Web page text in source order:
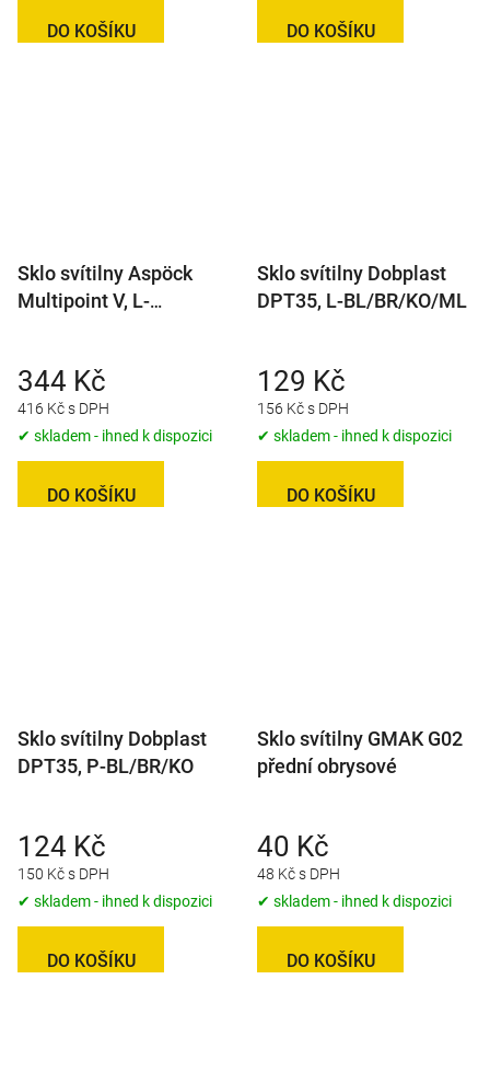
DO KOŠÍKU DO KOŠÍKU
Sklo svítilny Aspöck
Multipoint V, L-
416 Kč s DPH
344 Kč
✔ skladem - ihned k dispozici
DO KOŠÍKU
Sklo svítilny Dobplast
DPT35, L-BL/BR/KO/ML
156 Kč s DPH
129 Kč
✔ skladem - ihned k dispozici
DO KOŠÍKU
Sklo svítilny Dobplast
DPT35, P-BL/BR/KO
150 Kč s DPH
124 Kč
✔ skladem - ihned k dispozici
DO KOŠÍKU
Sklo svítilny GMAK G02
přední obrysové
48 Kč s DPH
40 Kč
✔ skladem - ihned k dispozici
DO KOŠÍKU